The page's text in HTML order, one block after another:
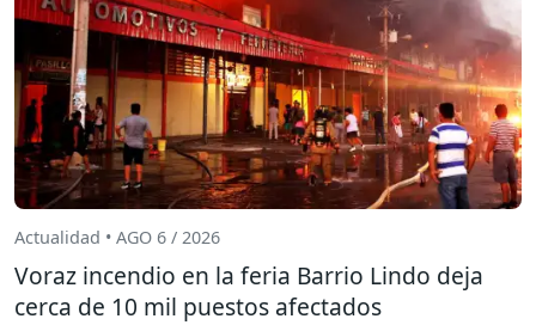
Actualidad • AGO 6 / 2026
Voraz incendio en la feria Barrio Lindo deja
cerca de 10 mil puestos afectados